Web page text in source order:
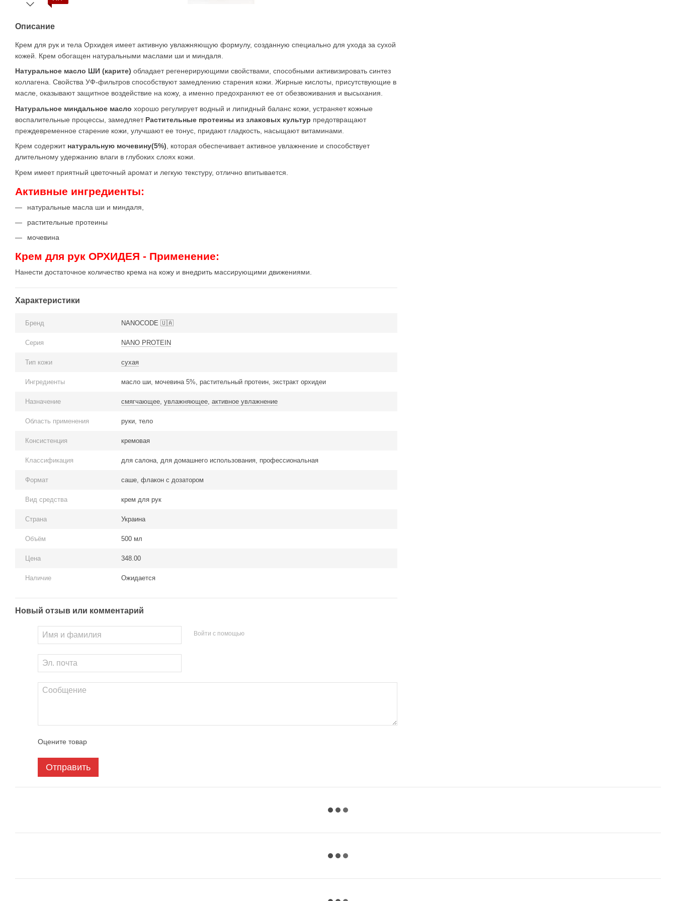
Описание
Крем для рук и тела Орхидея имеет активную увлажняющую формулу, созданную специально для ухода за сухой
кожей. Крем обогащен натуральными маслами ши и миндаля.
Натуральное масло ШИ (карите) обладает регенерирующими свойствами, способными активизировать синтез
коллагена. Свойства УФ-фильтров способствуют замедлению старения кожи. Жирные кислоты, присутствующие в
масле, оказывают защитное воздействие на кожу, а именно предохраняют ее от обезвоживания и высыхания.
Натуральное миндальное масло хорошо регулирует водный и липидный баланс кожи, устраняет кожные
воспалительные процессы, замедляет Растительные протеины из злаковых культур предотвращают
преждевременное старение кожи, улучшают ее тонус, придают гладкость, насыщают витаминами.
Крем содержит натуральную мочевину(5%) , которая обеспечивает активное увлажнение и способствует
длительному удержанию влаги в глубоких слоях кожи.
Крем имеет приятный цветочный аромат и легкую текстуру, отлично впитывается.
Активные ингредиенты:
натуральные масла ши и миндаля,
растительные протеины
мочевина
Крем для рук ОРХИДЕЯ - Применение:
Нанести достаточное количество крема на кожу и внедрить массирующими движениями.
Характеристики
Бренд NANOCODE 🇺🇦
Серия NANO PROTEIN
Тип кожи сухая
Ингредиенты масло ши, мочевина 5%, растительный протеин, экстракт орхидеи
Назначение смягчающее, увлажняющее, активное увлажнение
Область применения руки, тело
Консистенция кремовая
Классификация для салона, для домашнего использования, профессиональная
Формат саше, флакон с дозатором
Вид средства крем для рук
Страна Украина
Объём 500 мл
Цена 348.00
Наличие Ожидается
Новый отзыв или комментарий
Войти с помощью
Оцените товар
Отправить